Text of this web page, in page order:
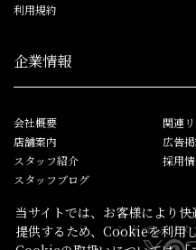
利用規約
企業情報
会社概要
店舗案内
スタッフ紹介
スタッフブログ
関連
広告
採用
シカゴレジメ
当サイトでは、お客様により
提供するため、Cookieを利用